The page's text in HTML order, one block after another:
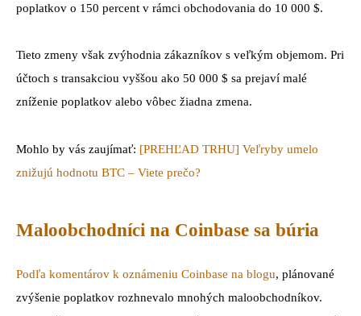
poplatkov o 150 percent v rámci obchodovania do 10 000 $.
Tieto zmeny však zvýhodnia zákazníkov s veľkým objemom. Pri
účtoch s transakciou vyššou ako 50 000 $ sa prejaví malé
zníženie poplatkov alebo vôbec žiadna zmena.
Mohlo by vás zaujímať: [PREHĽAD TRHU] Veľryby umelo
znižujú hodnotu BTC – Viete prečo?
Maloobchodníci na Coinbase sa búria
Podľa komentárov k oznámeniu Coinbase na blogu, plánované
zvýšenie poplatkov rozhnevalo mnohých maloobchodníkov.